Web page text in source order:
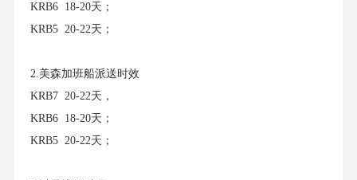
KRB6 18-20天；
KRB5 20-22天；
2.美森加班船派送时效
KRB7 20-22天，
KRB6 18-20天；
KRB5 20-22天；